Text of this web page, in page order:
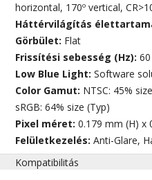
horizontal, 170º vertical,
Háttérvilágítás
Görbület: Flat
Frissítési sebesség (Hz):60
Low Blue Light:Software
Color Gamut: NTSC: 45%
sRGB: 64% size (Typ)
Pixel méret:0.179 mm (H) x
Felületkezelés:Anti-Glare,
Kompatibilitás